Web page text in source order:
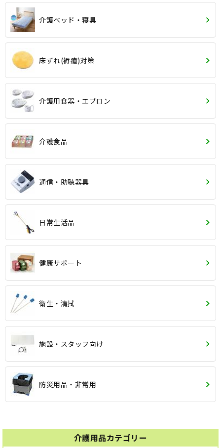
介護用品カテゴリー
介護ベッド・寝具
床ずれ(褥瘡)対策
介護用食器・エプロン
介護食品
通信・助聴器具
日常生活品
健康サポート
衛生・清拭
施設・スタッフ向け
防災用品・非常用